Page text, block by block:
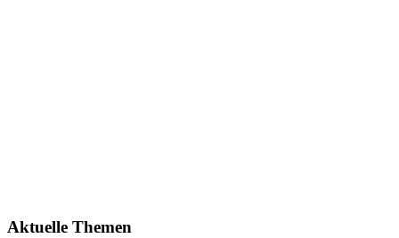
Aktuelle Themen